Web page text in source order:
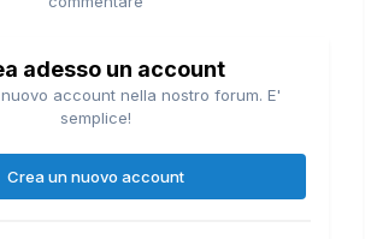
adesso un account
account nella nostro forum. E'
semplice!
Crea un nuovo account